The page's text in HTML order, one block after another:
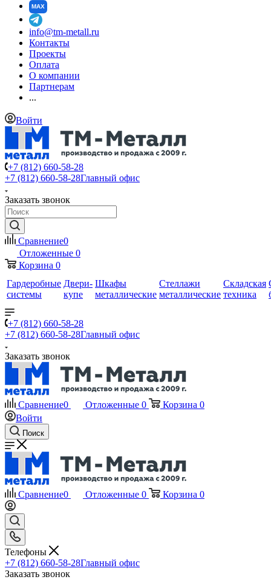
MAX
info@tm-metall.ru
Контакты
Проекты
Оплата
О компании
Партнерам
...
Войти
+7 (812) 660-58-28
+7 (812) 660-58-28Главный офис
Заказать звонок
Сравнение0
Отложенные 0
Корзина 0
Гардеробные
системы
Двери-
купе
Шкафы
металлические
Стеллажи
металлические
Складская
техника
+7 (812) 660-58-28
+7 (812) 660-58-28Главный офис
Заказать звонок
Сравнение0 Отложенные 0 Корзина 0
Войти
Поиск
Сравнение0 Отложенные 0 Корзина 0
Телефоны
+7 (812) 660-58-28Главный офис
Заказать звонок